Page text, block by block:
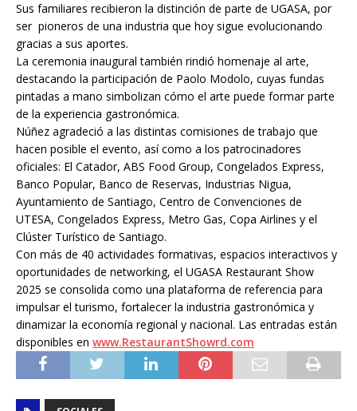
Sus familiares recibieron la distinción de parte de UGASA, por
ser pioneros de una industria que hoy sigue evolucionando
gracias a sus aportes.
La ceremonia inaugural también rindió homenaje al arte,
destacando la participación de Paolo Modolo, cuyas fundas
pintadas a mano simbolizan cómo el arte puede formar parte
de la experiencia gastronómica.
Núñez agradeció a las distintas comisiones de trabajo que
hacen posible el evento, así como a los patrocinadores
oficiales: El Catador, ABS Food Group, Congelados Express,
Banco Popular, Banco de Reservas, Industrias Nigua,
Ayuntamiento de Santiago, Centro de Convenciones de
UTESA, Congelados Express, Metro Gas, Copa Airlines y el
Clúster Turístico de Santiago.
Con más de 40 actividades formativas, espacios interactivos y
oportunidades de networking, el UGASA Restaurant Show
2025 se consolida como una plataforma de referencia para
impulsar el turismo, fortalecer la industria gastronómica y
dinamizar la economía regional y nacional. Las entradas están
disponibles en www.RestaurantShowrd.com